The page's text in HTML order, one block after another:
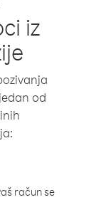
iz
od
račun se